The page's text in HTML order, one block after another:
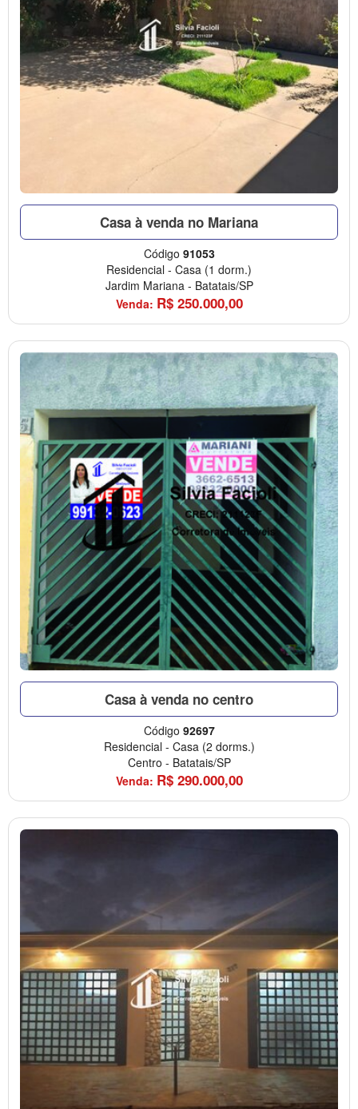
Casa à venda no Mariana
Código 91053
Residencial - Casa (1 dorm.)
Jardim Mariana - Batatais/SP
Venda: R$ 250.000,00
Casa à venda no centro
Código 92697
Residencial - Casa (2 dorms.)
Centro - Batatais/SP
Venda: R$ 290.000,00